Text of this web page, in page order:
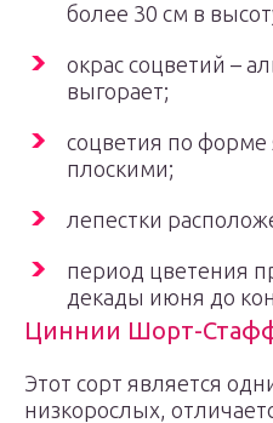
более 30 см в
окрас соцветий –
выгорает;
соцветия по форме
плоскими;
лепестки
период цветения
декады июня до
Циннии Шорт-
Этот сорт является
низкорослых,